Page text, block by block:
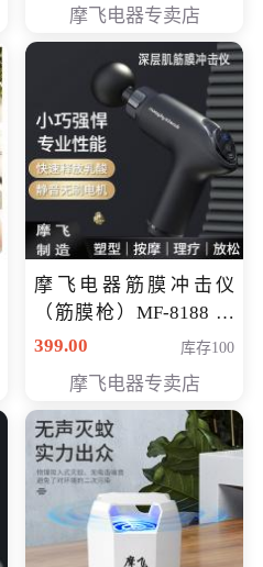
摩飞电器专卖店
摩飞电器筋膜冲击仪
（筋膜枪）MF-8188 会
员专享价268元
399.00 库存100
摩飞电器专卖店